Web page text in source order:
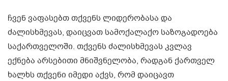
ჩვენ ვაფასებთ თქვენს ლიდერობასა და
ძალისხმევას, დაიცვათ სამოქალაქო საზოგადოება
საქართველოში. თქვენს ძალისხმევას კვლავ
ექნება არსებითი მნიშვნელობა, რადგან ქართველ
ხალხს თქვენი იმედი აქვს, რომ დაიცავთ